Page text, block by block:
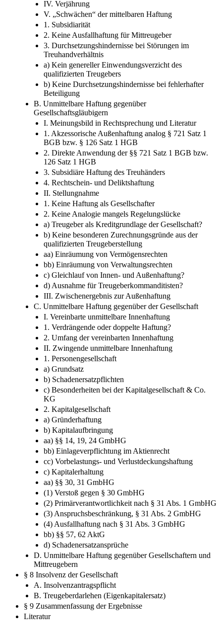
IV. Verjährung
V. „Schwächen“ der mittelbaren Haftung
1. Subsidiarität
2. Keine Ausfallhaftung für Mittreugeber
3. Durchsetzungshindernisse bei Störungen im
Treuhandverhältnis
a) Kein genereller Einwendungsverzicht des
qualifizierten Treugebers
b) Keine Durchsetzungshindernisse bei fehlerhafter
Beteiligung
B. Unmittelbare Haftung gegenüber
Gesellschaftsgläubigern
I. Meinungsbild in Rechtsprechung und Literatur
1. Akzessorische Außenhaftung analog § 721 Satz 1
BGB bzw. § 126 Satz 1 HGB
2. Direkte Anwendung der §§ 721 Satz 1 BGB bzw.
126 Satz 1 HGB
3. Subsidiäre Haftung des Treuhänders
4. Rechtschein- und Deliktshaftung
II. Stellungnahme
1. Keine Haftung als Gesellschafter
2. Keine Analogie mangels Regelungslücke
a) Treugeber als Kreditgrundlage der Gesellschaft?
b) Keine besonderen Zurechnungsgründe aus der
qualifizierten Treugeberstellung
aa) Einräumung von Vermögensrechten
bb) Einräumung von Verwaltungsrechten
c) Gleichlauf von Innen- und Außenhaftung?
d) Ausnahme für Treugeberkommanditisten?
III. Zwischenergebnis zur Außenhaftung
C. Unmittelbare Haftung gegenüber der Gesellschaft
I. Vereinbarte unmittelbare Innenhaftung
1. Verdrängende oder doppelte Haftung?
2. Umfang der vereinbarten Innenhaftung
II. Zwingende unmittelbare Innenhaftung
1. Personengesellschaft
a) Grundsatz
b) Schadenersatzpflichten
c) Besonderheiten bei der Kapitalgesellschaft & Co.
KG
2. Kapitalgesellschaft
a) Gründerhaftung
b) Kapitalaufbringung
aa) §§ 14, 19, 24 GmbHG
bb) Einlageverpflichtung im Aktienrecht
cc) Vorbelastungs- und Verlustdeckungshaftung
c) Kapitalerhaltung
aa) §§ 30, 31 GmbHG
(1) Verstoß gegen § 30 GmbHG
(2) Primärverantwortlichkeit nach § 31 Abs. 1 GmbHG
(3) Anspruchsbeschränkung, § 31 Abs. 2 GmbHG
(4) Ausfallhaftung nach § 31 Abs. 3 GmbHG
bb) §§ 57, 62 AktG
d) Schadenersatzansprüche
D. Unmittelbare Haftung gegenüber Gesellschaftern und
Mittreugebern
§ 8 Insolvenz der Gesellschaft
A. Insolvenzantragspflicht
B. Treugeberdarlehen (Eigenkapitalersatz)
§ 9 Zusammenfassung der Ergebnisse
Literatur